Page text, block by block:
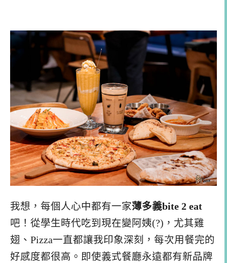
我想，每個人心中都有一家薄多義bite 2 eat
吧！從學生時代吃到現在變阿姨(?)，尤其雞
翅、Pizza一直都讓我印象深刻，每次用餐完的
好感度都很高。即使義式餐廳永遠都有新品牌